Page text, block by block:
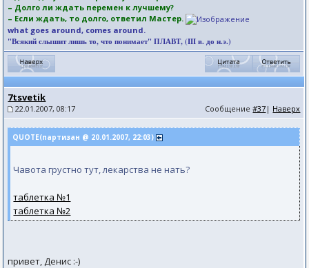
– Долго ли ждать перемен к лучшему?
– Если ждать, то долго, ответил Мастер.
what goes around, comes around.
"Всякий слышит лишь то, что понимает" ПЛАВТ, (III в. до н.э.)
7tsvetik
22.01.2007, 08:17 Сообщение#37 | Наверх
QUOTE(партизан @ 20.01.2007, 22:03)
Чавота грустно тут, лекарства не нать?
таблетка №1
таблетка №2
привет, Денис :-)